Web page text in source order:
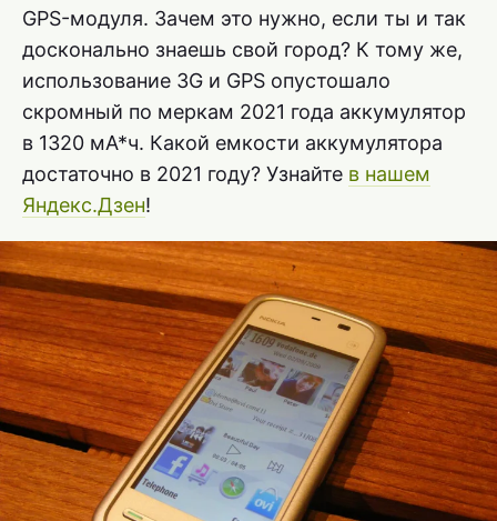
GPS-модуля. Зачем это нужно, если ты и так
досконально знаешь свой город? К тому же,
использование 3G и GPS опустошало
скромный по меркам 2021 года аккумулятор
в 1320 мА*ч. Какой емкости аккумулятора
достаточно в 2021 году? Узнайте в нашем
Яндекс.Дзен!